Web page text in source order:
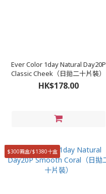
Ever Color 1day Natural Day20P
Classic Cheek（日拋二十片裝）
HK$178.00
$300兩盒/$1380十盒